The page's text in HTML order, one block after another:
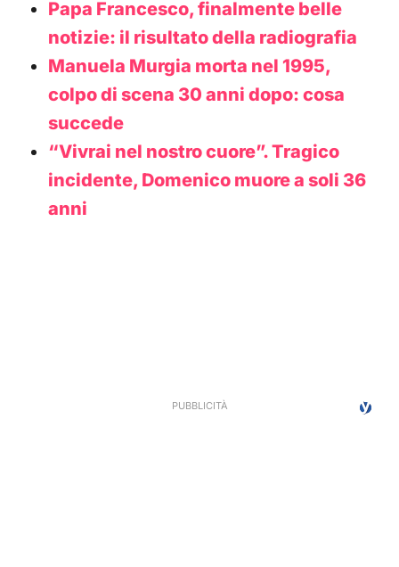
Papa Francesco, finalmente belle
notizie: il risultato della radiografia
Manuela Murgia morta nel 1995,
colpo di scena 30 anni dopo: cosa
succede
“Vivrai nel nostro cuore”. Tragico
incidente, Domenico muore a soli 36
anni